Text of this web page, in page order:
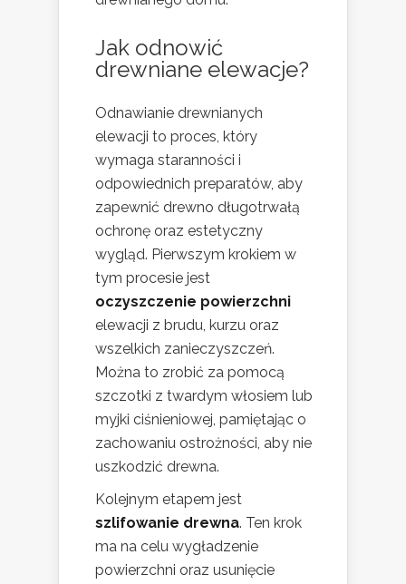
Jak odnowić
drewniane elewacje?
Odnawianie drewnianych
elewacji to proces, który
wymaga staranności i
odpowiednich preparatów, aby
zapewnić drewno długotrwałą
ochronę oraz estetyczny
wygląd. Pierwszym krokiem w
tym procesie jest
oczyszczenie powierzchni
elewacji z brudu, kurzu oraz
wszelkich zanieczyszczeń.
Można to zrobić za pomocą
szczotki z twardym włosiem lub
myjki ciśnieniowej, pamiętając o
zachowaniu ostrożności, aby nie
uszkodzić drewna.
Kolejnym etapem jest
szlifowanie drewna. Ten krok
ma na celu wygładzenie
powierzchni oraz usunięcie